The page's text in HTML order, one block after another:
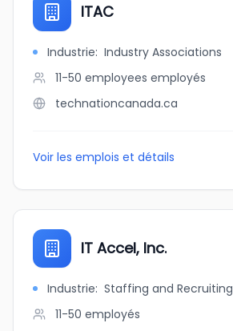
ITAC
Industrie: Industry Associations
11-50 employees employés
technationcanada.ca
Voir les emplois et détails
IT Accel, Inc.
Industrie: Staffing and Recruiting
11-50 employés